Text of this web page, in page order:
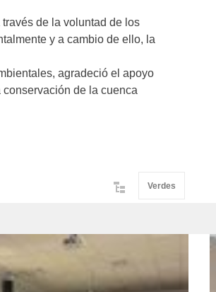
de la voluntad de los
y a cambio de ello, la
agradeció el apoyo
de la cuenca
Verdes